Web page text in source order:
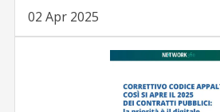
02 Apr 2025